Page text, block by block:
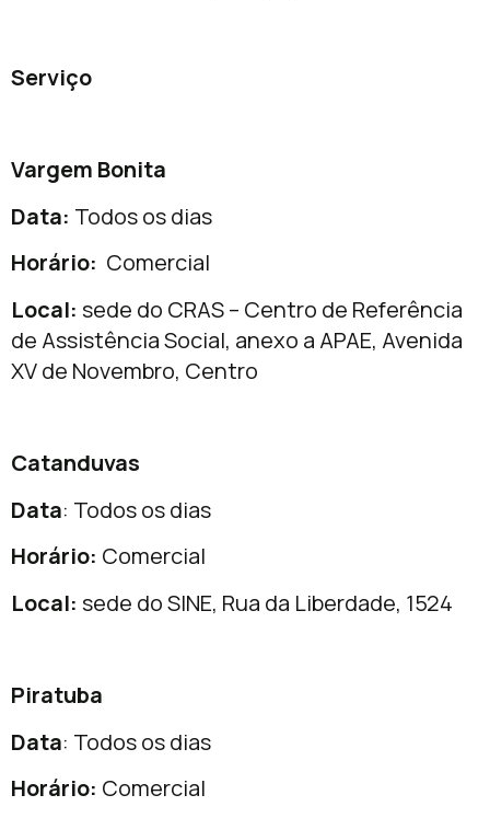
Serviço
Vargem Bonita
Data: Todos os dias
Horário: Comercial
Local: sede do CRAS – Centro de Referência
de Assistência Social, anexo a APAE, Avenida
XV de Novembro, Centro
Catanduvas
Data: Todos os dias
Horário: Comercial
Local: sede do SINE, Rua da Liberdade, 1524
Piratuba
Data: Todos os dias
Horário: Comercial